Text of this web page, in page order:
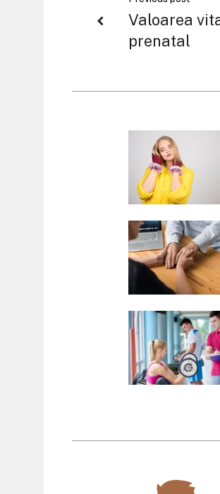
Valoarea
prenatal